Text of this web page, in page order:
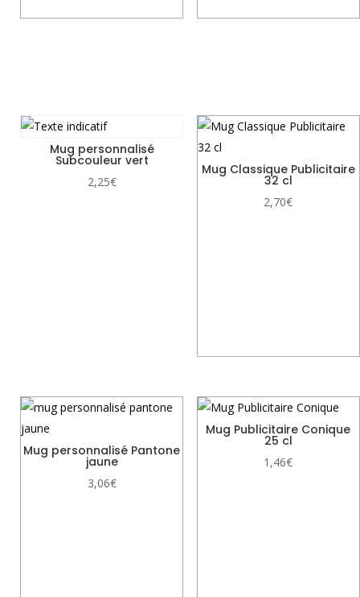
Mug personnalisé
Subcouleur vert
2,25€
Mug Classique Publicitaire
32 cl
2,70€
Mug personnalisé Pantone
jaune
3,06€
Mug Publicitaire Conique
25 cl
1,46€